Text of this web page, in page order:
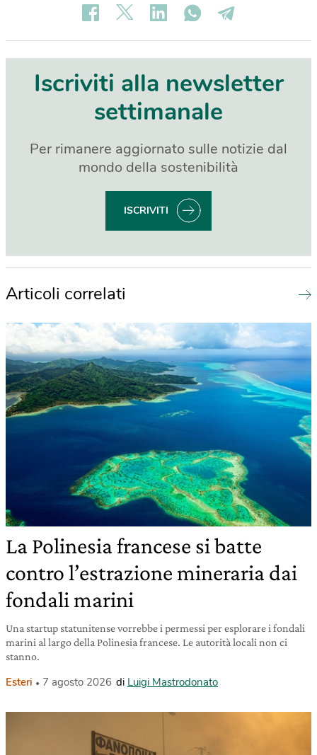
Iscriviti alla newsletter
settimanale
Per rimanere aggiornato sulle notizie dal
mondo della sostenibilità
ISCRIVITI
Articoli correlati
La Polinesia francese si batte
contro l’estrazione mineraria dai
fondali marini
Una startup statunitense vorrebbe i permessi per esplorare i fondali
marini al largo della Polinesia francese. Le autorità locali non ci
stanno.
Esteri 7 agosto 2026 di Luigi Mastrodonato